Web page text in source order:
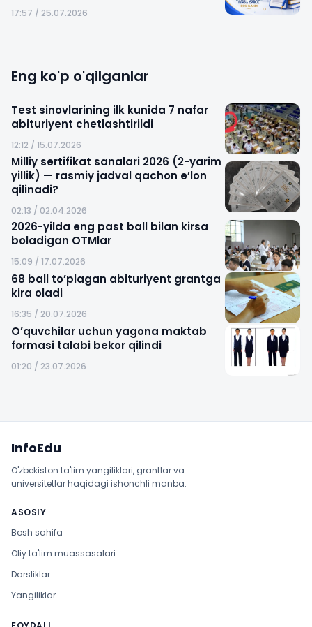
17:57 / 25.07.2026
Eng ko'p o'qilganlar
Test sinovlarining ilk kunida 7 nafar
abituriyent chetlashtirildi
12:12 / 15.07.2026
Milliy sertifikat sanalari 2026 (2-yarim
yillik) — rasmiy jadval qachon e’lon
qilinadi?
02:13 / 02.04.2026
2026-yilda eng past ball bilan kirsa
boladigan OTMlar
15:09 / 17.07.2026
68 ball to’plagan abituriyent grantga
kira oladi
16:35 / 20.07.2026
O’quvchilar uchun yagona maktab
formasi talabi bekor qilindi
01:20 / 23.07.2026
InfoEdu
O'zbekiston ta'lim yangiliklari, grantlar va
universitetlar haqidagi ishonchli manba.
ASOSIY
Bosh sahifa
Oliy ta'lim muassasalari
Darsliklar
Yangiliklar